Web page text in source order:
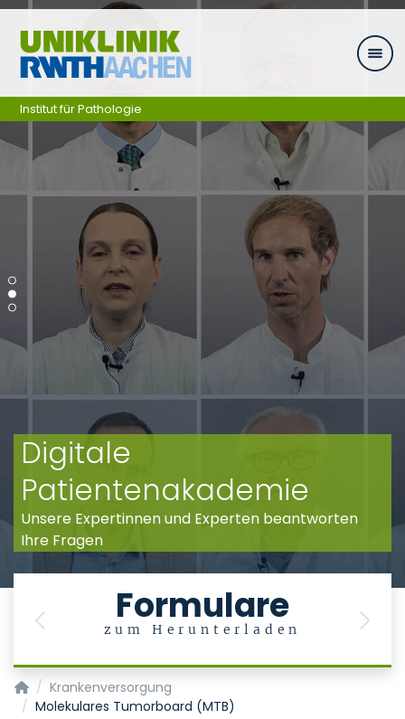
Zum Inhalt springen
Digitale
Patientenakademie
Unsere Expertinnen und Experten beantworten
Ihre Fragen
Formulare
zum Herunterladen
Previous Next
Institut für Pathologie
Institut für Pathologie
Krankenversorgung
Molekulares Tumorboard (MTB)